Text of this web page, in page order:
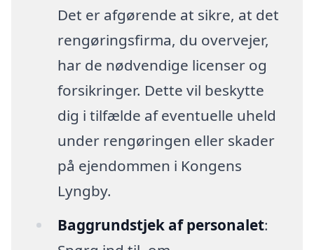
Det er afgørende at sikre, at det
rengøringsfirma, du overvejer,
har de nødvendige licenser og
forsikringer. Dette vil beskytte
dig i tilfælde af eventuelle uheld
under rengøringen eller skader
på ejendommen i Kongens
Lyngby.
Baggrundstjek af personalet: